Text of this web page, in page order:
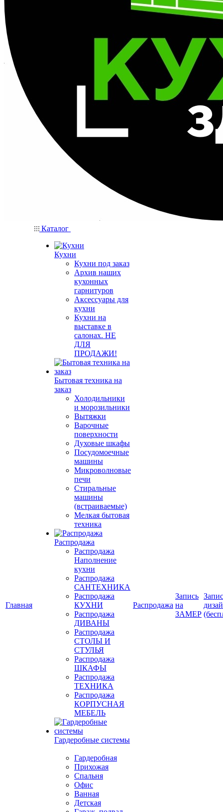
Главная
Каталог
Кухни
Кухни под заказ
Архив наших
кухонных
гарнитуров
Аксессуары для
кухни
Кухни на
выставке в
салонах. НЕ
ДЛЯ
ПРОДАЖИ!
Бытовая техника на
заказ
Холодильники
и морозильники
Вытяжки
Варочные
поверхности
Духовые шкафы
Посудомоечные
машины
Микроволновые
печи
Стиральные
машины
(встраиваемые)
Мелкая бытовая
техника
Распродажа
Распродажа
Наполнение
кухни
Распродажа
САНТЕХНИКА
Распродажа
КУХНИ
Распродажа
ДИВАНЫ
Распродажа
СТОЛЫ И
СТУЛЬЯ
Распродажа
ШКАФЫ
Распродажа
ТЕХНИКА
Распродажа
КОРПУСНАЯ
МЕБЕЛЬ
Гардеробные системы
Гардеробная
Прихожая
Спальня
Офис
Ванная
Детская
Распродажа
Запись
на
ЗАМЕР